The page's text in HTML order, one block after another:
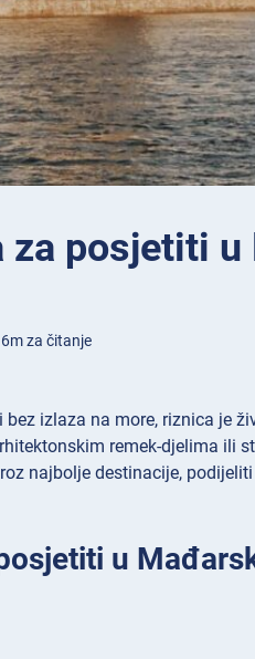
za posjetiti
za čitanje
bez izlaza na more, riznica je
remek-djelima ili
najbolje destinacije,
u